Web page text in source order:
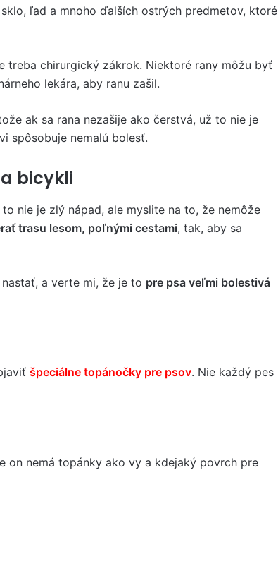
sklo, ľad a mnoho ďalších ostrých predmetov, ktoré
treba chirurgický zákrok. Niektoré rany môžu byť
lekára, aby ranu zašil.
ak sa rana nezašije ako čerstvá, už to nie je
spôsobuje nemalú bolesť.
bicykli
nie je zlý nápad, ale myslite na to, že nemôže
trasu lesom, poľnými cestami, tak, aby sa
a verte mi, že je to pre psa veľmi bolestivá
špeciálne topánočky pre psov. Nie každý pes
on nemá topánky ako vy a kdejaký povrch pre